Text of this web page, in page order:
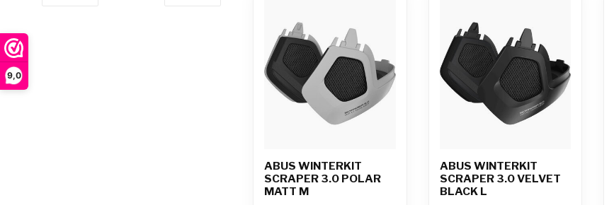
9,0
ABUS WINTERKIT
SCRAPER 3.0 POLAR
MATT M
ABUS WINTERKIT
SCRAPER 3.0 VELVET
BLACK L